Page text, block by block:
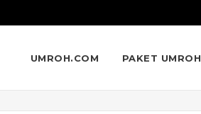
UMROH.COM PAKET UMROH